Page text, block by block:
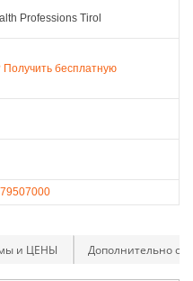
Professions Tirol
бесплатную
и ЦЕНЫ Дополнительно